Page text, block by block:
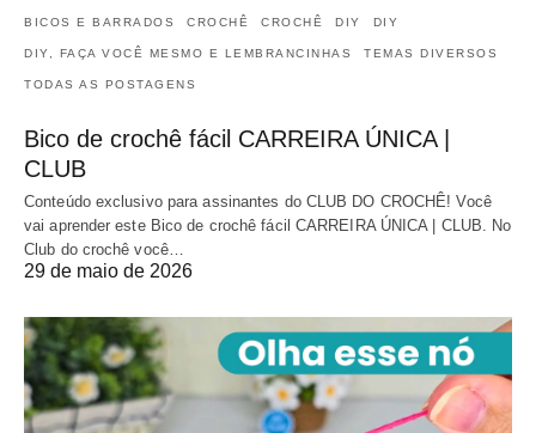
BICOS E BARRADOS CROCHÊ CROCHÊ DIY DIY
DIY, FAÇA VOCÊ MESMO E LEMBRANCINHAS TEMAS DIVERSOS
TODAS AS POSTAGENS
Bico de crochê fácil CARREIRA ÚNICA |
CLUB
Conteúdo exclusivo para assinantes do CLUB DO CROCHÊ! Você
vai aprender este Bico de crochê fácil CARREIRA ÚNICA | CLUB. No
Club do crochê você…
29 de maio de 2026